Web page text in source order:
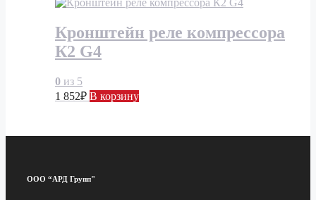
Кронштейн реле компрессора
К2 G4
0 из 5
1 852₽ В корзину
ООО “АРД Групп"